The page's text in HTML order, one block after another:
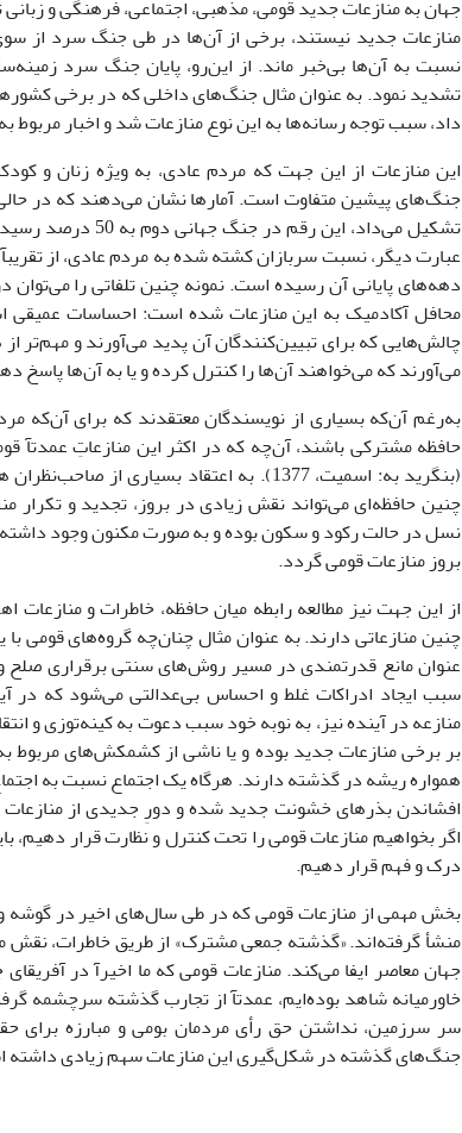
منازعات جدید نیستند، برخى از آن‌ها در طى جنگ سرد از
نسبت به آن‌ها بى‌خبر ماند. از این‌رو، پایان جنگ سرد
تشدید نمود. به عنوان مثال جنگ‌هاى داخلى که در برخى
داد، سبب توجه رسانه‌ها به این نوع منازعات شد و اخبار
این منازعات از این جهت که مردم عادى، به ویژه زنان و
دهه‌هاى پایانى آن رسیده است. نمونه چنین تلفاتى را
محافل آکادمیک به این منازعات شده است: احساسات عمیقى
چالش‌هایى که براى تبیین‌کنندگان آن پدید مى‌آورند و
مى‌آورند که مى‌خواهند آن‌ها را کنترل کرده و یا به آن‌ها پاسخ دهند.
به‌رغم آن‌که بسیارى از نویسندگان معتقدند که براى آن‌که
حافظه مشترکى باشند، آن‌چه که در اکثر این منازعاتِ
(بنگرید به: اسمیت، 1377). به اعتقاد
چنین حافظه‌اى مى‌تواند نقش زیادى در بروز، تجدید و تکرار
نسل در حالت رکود و سکون بوده و به صورت مکنون وجود
بروز منازعات قومى گردد.
از این جهت نیز مطالعه رابطه میان حافظه، خاطرات و
چنین منازعاتى دارند. به عنوان مثال چنان‌چه گروه‌هاى قومى
عنوان مانع قدرتمندى در مسیر روش‌هاى سنتى برقرارى صلح
سبب ایجاد ادراکات غلط و احساس بى‌عدالتى مى‌شود که در
منازعه در آینده نیز، به نوبه خود سبب دعوت به کینه‌توزى و
بر برخى منازعات جدید بوده و یا ناشى از کشمکش‌هاى
همواره ریشه در گذشته دارند. هرگاه یک اجتماع نسبت به
افشاندن بذرهاى خشونت جدید شده و دورِ جدیدى از منازعات
اگر بخواهیم منازعات قومى را تحت کنترل و نظارت قرار
درک و فهم قرار دهیم.
بخش مهمى از منازعات قومى که در طى سال‌هاى اخیر در گوشه
منشأ گرفته‌اند. «گذشته جمعى مشترک» از طریق خاطرات، نقش
جهان معاصر ایفا مى‌کند. منازعات قومى که ما اخیرآ در آفریقاى
خاورمیانه شاهد بوده‌ایم، عمدتآ از تجارب گذشته سرچشمه
سر سرزمین، نداشتن حق رأى مردمان بومى و مبارزه براى
جنگ‌هاى گذشته در شکل‌گیرى این منازعات سهم زیادى داشته است.